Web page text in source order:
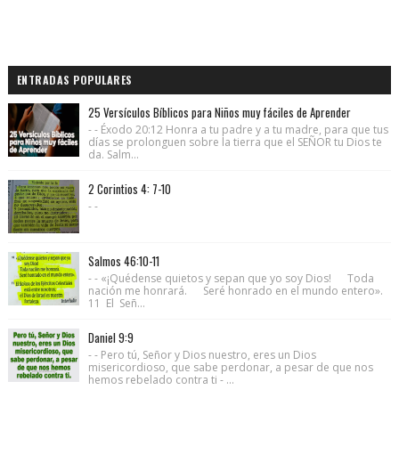
ENTRADAS POPULARES
25 Versículos Bíblicos para Niños muy fáciles de Aprender
- - Éxodo 20:12 Honra a tu padre y a tu madre, para que tus
días se prolonguen sobre la tierra que el SEÑOR tu Dios te
da. Salm...
2 Corintios 4: 7-10
- -
Salmos 46:10-11
- - «¡Quédense quietos y sepan que yo soy Dios! Toda
nación me honrará. Seré honrado en el mundo entero».
11 El Señ...
Daniel 9:9
- - Pero tú, Señor y Dios nuestro, eres un Dios
misericordioso, que sabe perdonar, a pesar de que nos
hemos rebelado contra ti - ...